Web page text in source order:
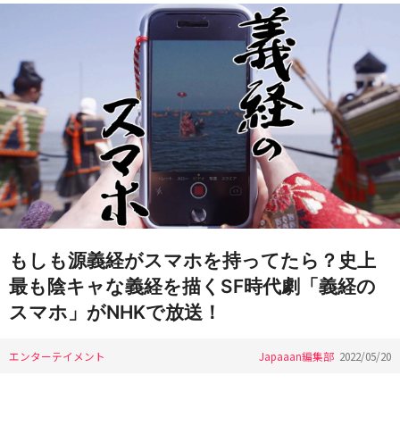
もしも源義経がスマホを持ってたら？史上
最も陰キャな義経を描くSF時代劇「義経の
スマホ」がNHKで放送！
エンターテイメント Japaaan編集部 2022/05/20